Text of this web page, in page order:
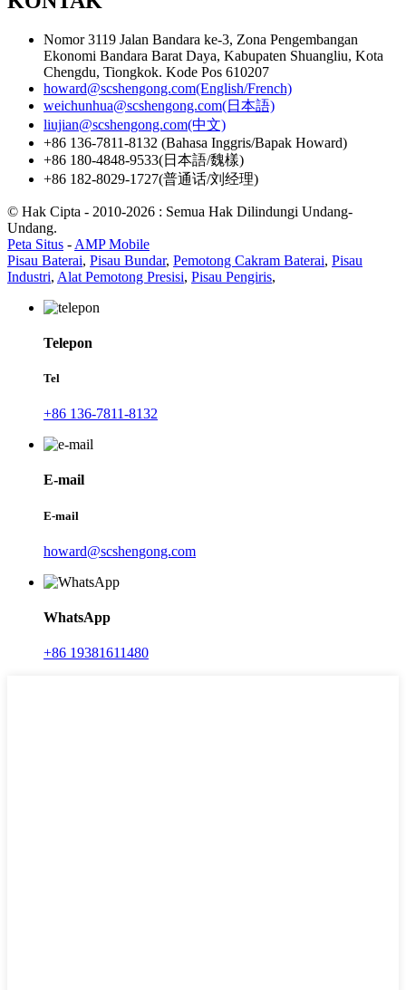
Nomor 3119 Jalan Bandara ke-3, Zona Pengembangan
Ekonomi Bandara Barat Daya, Kabupaten Shuangliu, Kota
Chengdu, Tiongkok. Kode Pos 610207
howard@scshengong.com(English/French)
weichunhua@scshengong.com(日本語)
liujian@scshengong.com(中文)
+86 136-7811-8132 (Bahasa Inggris/Bapak Howard)
+86 180-4848-9533(日本語/魏樣)
+86 182-8029-1727(普通话/刘经理)
© Hak Cipta - 2010-2026 : Semua Hak Dilindungi Undang-
Undang.
Peta Situs - AMP Mobile
Pisau Baterai, Pisau Bundar, Pemotong Cakram Baterai, Pisau
Industri, Alat Pemotong Presisi, Pisau Pengiris,
Telepon
Tel
+86 136-7811-8132
E-mail
E-mail
howard@scshengong.com
WhatsApp
+86 19381611480